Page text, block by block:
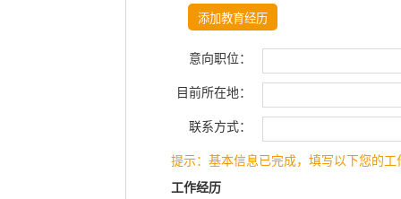
意向职位：
目前所在地：
联系方式：
提示：基本信息已完成，填写以下您的
工作经历